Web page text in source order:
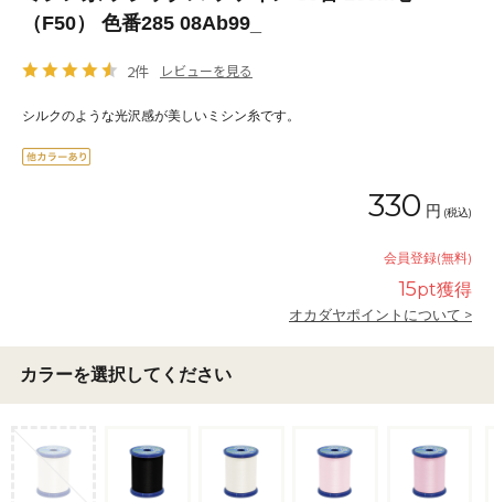
（F50） 色番285 08Ab99_
2件 レビューを見る
シルクのような光沢感が美しいミシン糸です。
330 円 (税込)
会員登録(無料)
15pt獲得
オカダヤポイントについて >
カラーを選択してください